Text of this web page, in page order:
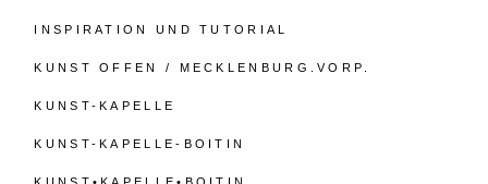
INSPIRATION UND TUTORIAL
KUNST OFFEN / MECKLENBURG.VORP.
KUNST-KAPELLE
KUNST-KAPELLE-BOITIN